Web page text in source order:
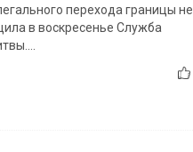
перехода границы не
в воскресенье Служба